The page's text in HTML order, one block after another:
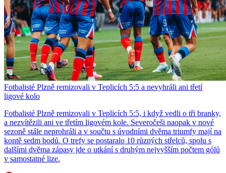
Fotbalisté Plzně remizovali v Teplicích 5:5 a nevyhráli ani třetí
ligové kolo
Fotbalisté Plzně remizovali v Teplicích 5:5, i když vedli o tři branky,
a nezvítězili ani ve třetím ligovém kole. Severočeši naopak v nové
sezoně stále neprohráli a v součtu s úvodními dvěma triumfy mají na
kontě sedm bodů. O trefy se postaralo 10 různých střelců, spolu s
dalšími dvěma zápasy jde o utkání s druhým nejvyšším počtem gólů
v samostatné lize.